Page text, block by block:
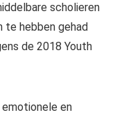
scholieren
te hebben gehad
de 2018 Youth
emotionele en